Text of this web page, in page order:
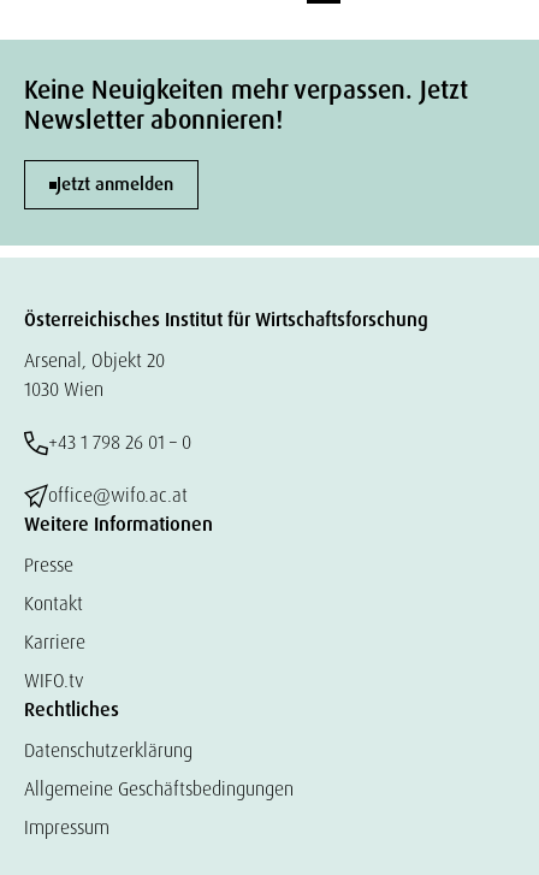
Keine Neuigkeiten mehr verpassen. Jetzt
Newsletter abonnieren!
Jetzt anmelden
Österreichisches Institut für Wirtschaftsforschung
Arsenal, Objekt 20
1030 Wien
+43 1 798 26 01 – 0
office@wifo.ac.at
Weitere Informationen
Presse
Kontakt
Karriere
WIFO.tv
Rechtliches
Datenschutzerklärung
Allgemeine Geschäftsbedingungen
Impressum